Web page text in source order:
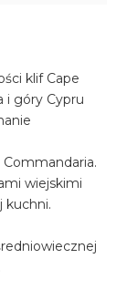
klif Cape
i góry Cypru
wiejskimi
kuchni.